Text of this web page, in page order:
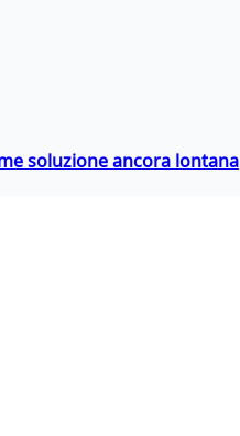
soluzione ancora lontana